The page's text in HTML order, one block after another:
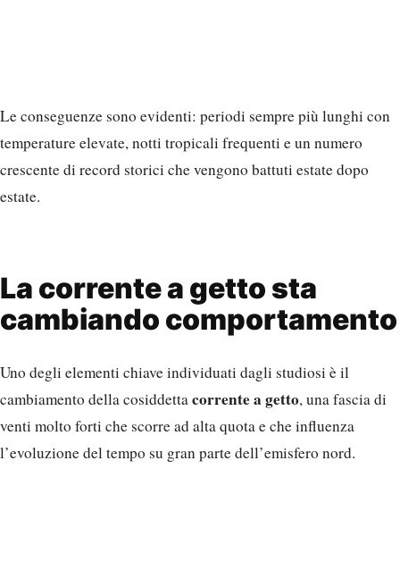
Le conseguenze sono evidenti: periodi sempre più lunghi con
temperature elevate, notti tropicali frequenti e un numero
crescente di record storici che vengono battuti estate dopo
estate.
La corrente a getto sta
cambiando comportamento
Uno degli elementi chiave individuati dagli studiosi è il
cambiamento della cosiddettacorrente a getto, una fascia di
venti molto forti che scorre ad alta quota e che influenza
l’evoluzione del tempo su gran parte dell’emisfero nord.